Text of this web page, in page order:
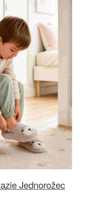
Jednorožec